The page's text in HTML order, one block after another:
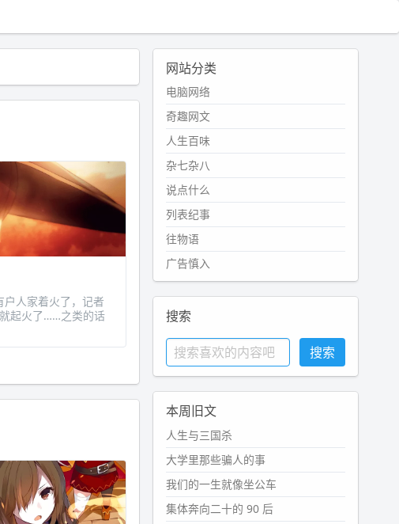
人家着火了，记者
起火了……之类的话
网站分类
电脑网络
奇趣网文
人生百味
杂七杂八
说点什么
列表纪事
往物语
广告慎入
搜索
本周旧文
人生与三国杀
大学里那些骗人的事
我们的一生就像坐公车
集体奔向二十的 90 后